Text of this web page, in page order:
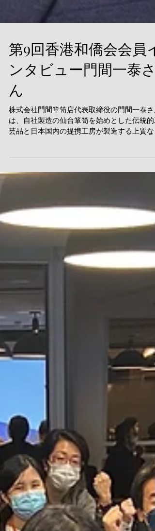
第9回香港和僑会会員イ
ンタビュー門間一泰さ
ん
株式会社門間箪笥店代表取締役の門間一泰さ
は、自社製造の仙台箪笥を始めとした伝統的
垢材の家具を国内外の直営店にて販売してい
月から店舗を持たれています。今回はハッピ